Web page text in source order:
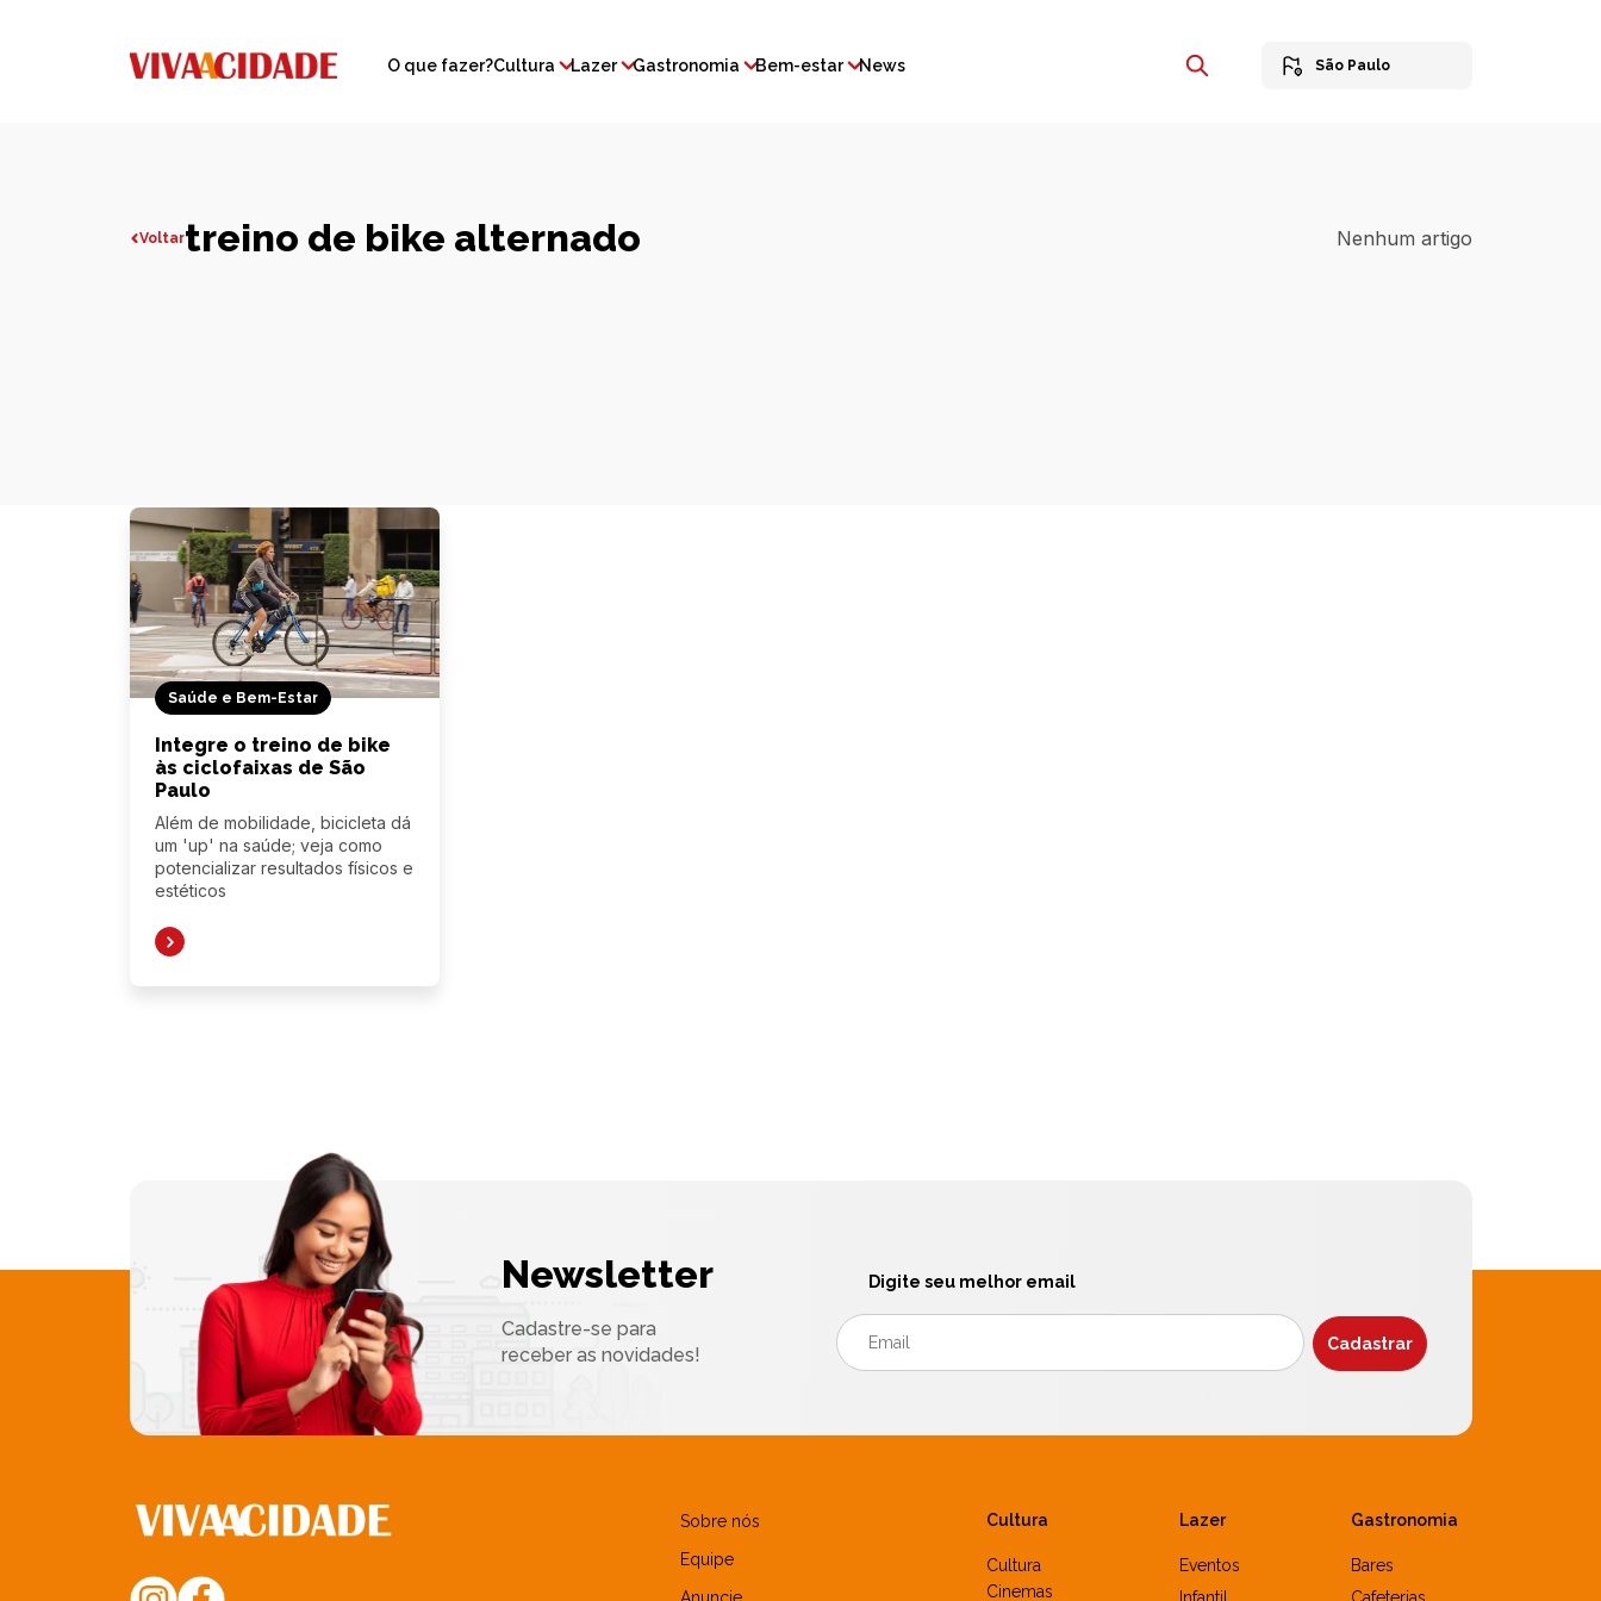
O que fazer?Cultura Lazer Gastronomia Bem-estar News São Paulo
Voltartreino de bike alternado Nenhum artigo
Saúde e Bem-Estar
Integre o treino de bike
às ciclofaixas de São
Paulo
Além de mobilidade, bicicleta dá
um 'up' na saúde; veja como
potencializar resultados físicos e
estéticos
Newsletter
Cadastre-se para
receber as novidades!
Digite seu melhor email
Sobre nós
Equipe
Cultura
Cultura
Cinemas
Lazer
Eventos
Gastronomia
Bares